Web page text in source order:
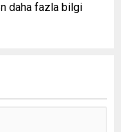
daha fazla bilgi